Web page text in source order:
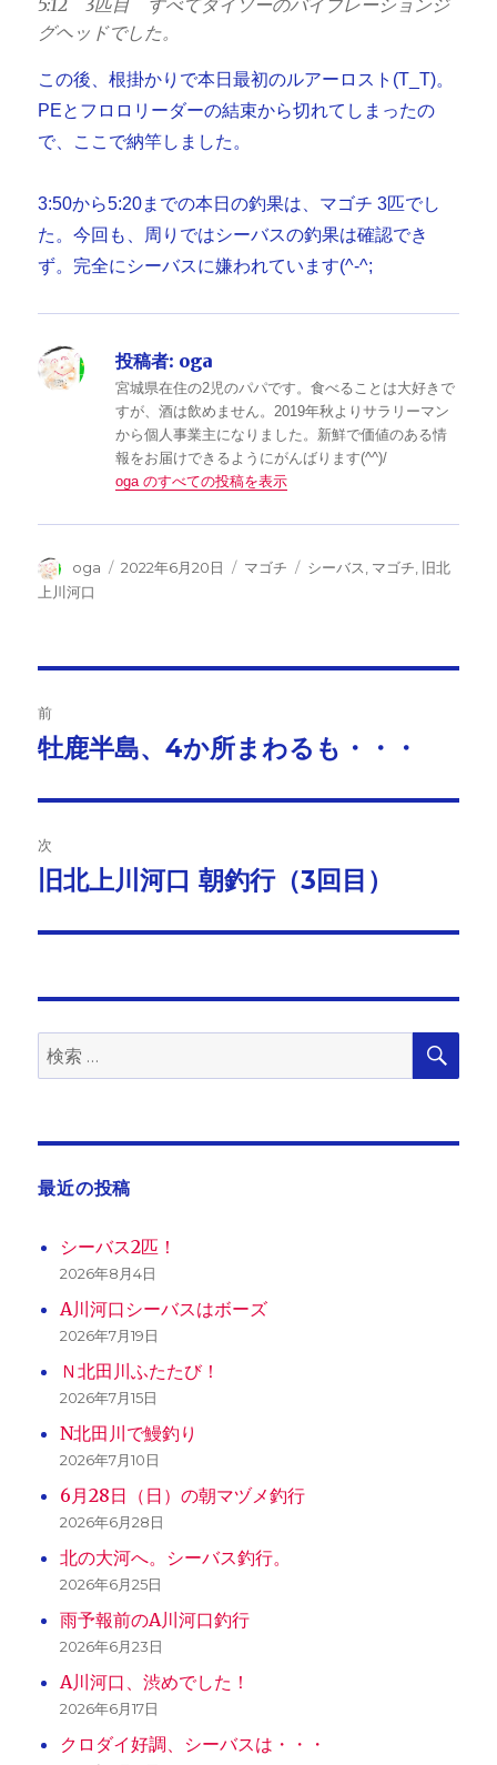
5:12 3匹目 すべてダイソーのバイブレーションジ
グヘッドでした。
この後、根掛かりで本日最初のルアーロスト(T_T)。
PEとフロロリーダーの結束から切れてしまったの
で、ここで納竿しました。
3:50から5:20までの本日の釣果は、マゴチ 3匹でし
た。今回も、周りではシーバスの釣果は確認でき
ず。完全にシーバスに嫌われています(^-^;
投稿者: oga
宮城県在住の2児のパパです。食べることは大好きで
すが、酒は飲めません。2019年秋よりサラリーマン
から個人事業主になりました。新鮮で価値のある情
報をお届けできるようにがんばります(^^)/
oga のすべての投稿を表示
投
稿
oga
投
2022年6月20日
カ
マゴチ
タ
シーバス, マゴチ, 旧北
上川河口
稿
ビ
ゲ
ー
ン
前
前
投
稿:
牡鹿半島、4か所まわるも・・・
次
次
投
旧北上川河口 朝釣行（3回目）
検
索:
検
最近の投稿
シーバス2匹！
2026年8月4日
A川河口シーバスはボーズ
2026年7月19日
Ｎ北田川ふたたび！
2026年7月15日
N北田川で鰻釣り
2026年7月10日
6月28日（日）の朝マヅメ釣行
2026年6月28日
北の大河へ。シーバス釣行。
2026年6月25日
雨予報前のA川河口釣行
2026年6月23日
A川河口、渋めでした！
2026年6月17日
クロダイ好調、シーバスは・・・